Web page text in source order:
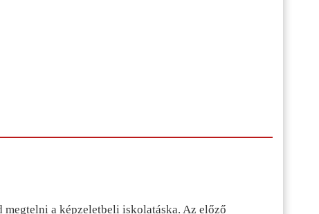
megtelni a képzeletbeli iskolatáska. Az előző